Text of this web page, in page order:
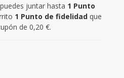
juntar hasta 1 Punto
1 Punto de fidelidadque
de 0,20 €.